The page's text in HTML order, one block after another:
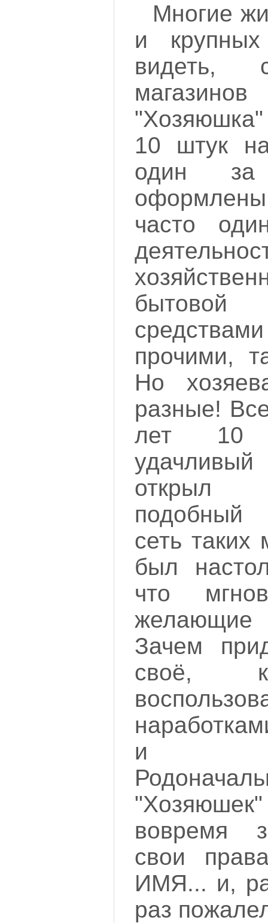
Многие
и
видеть,
10 штук
один
часто
прочими,
Но
разные!
лет 10
открыл
подобный
сеть таких
был
что
желающие
Зачем
своё,
и
вовремя
свои
ИМЯ... и,
раз